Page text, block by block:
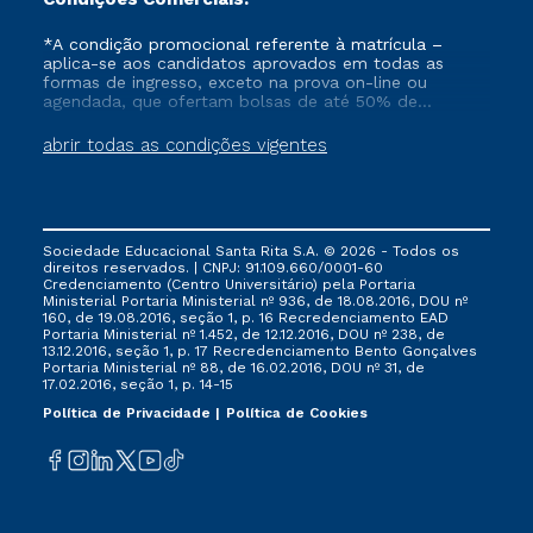
abrir todas as condições vigentes
*A condição promocional referente à matrícula –
aplica-se aos candidatos aprovados em todas as
formas de ingresso, exceto na prova on-line ou
agendada, que ofertam bolsas de até 50% de
que ainda não tenham efetivado e/ou não tenham
cancelado ou trancado sua matrícula em uma das
FIES, Prouni e outros programas governamentais, e
não se acumula com nenhuma outra campanha
ofertada pela Instituição.
Sociedade Educacional Santa Rita S.A. © 2026 - Todos os
direitos reservados. | CNPJ: 91.109.660/0001-60
Credenciamento (Centro Universitário) pela Portaria
Ministerial Portaria Ministerial nº 936, de 18.08.2016, DOU nº
160, de 19.08.2016, seção 1, p. 16 Recredenciamento EAD
Portaria Ministerial nº 1.452, de 12.12.2016, DOU nº 238, de
13.12.2016, seção 1, p. 17 Recredenciamento Bento Gonçalves
Portaria Ministerial nº 88, de 16.02.2016, DOU nº 31, de
17.02.2016, seção 1, p. 14-15
Política de Privacidade
Política de Cookies